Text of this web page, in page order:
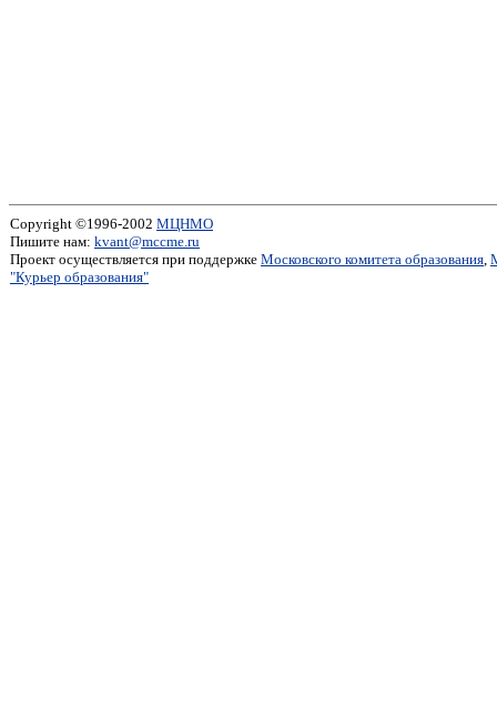
Copyright ©1996-2002 МЦНМО
Пишите нам: kvant@mccme.ru
Проект осуществляется при поддержке Московского комитета образования,
"Курьер образования"